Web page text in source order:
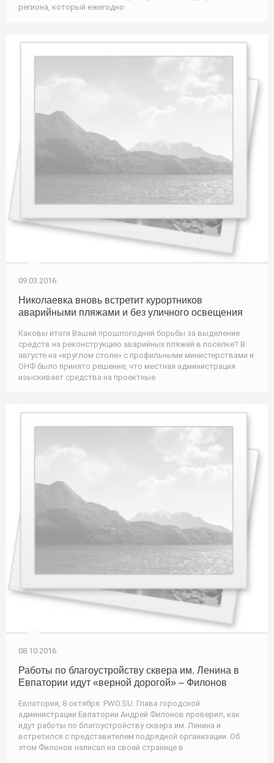
региона, который ежегодно
09.03.2016
Николаевка вновь встретит курортников
аварийными пляжами и без уличного освещения
Каковы итоги Вашей прошлогодней борьбы за выделение
средств на реконструкцию аварийных пляжей в посёлке? В
августе на «круглом столе» с профильными министерствами и
ОНФ было принято решение, что местная администрация
изыскивает средства на проектные
08.10.2016
Работы по благоустройству сквера им. Ленина в
Евпатории идут «верной дорогой» – Филонов
Евпатория, 8 октября. PWO.SU. Глава городской
администрации Евпатории Андрей Филонов проверил, как
идут работы по благоустройству сквера им. Ленина и
встретился с представителем подрядной организации. Об
этом Филонов написал на своей странице в